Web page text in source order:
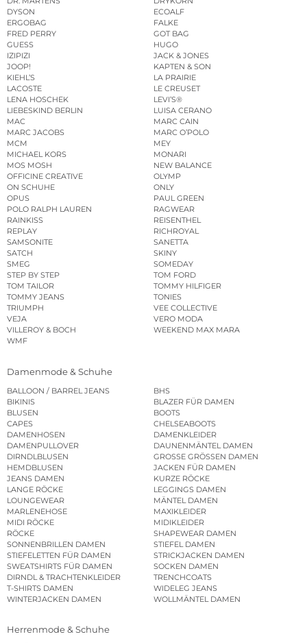
DYSON
ECOALF
ERGOBAG
FALKE
FRED PERRY
GOT BAG
GUESS
HUGO
IZIPIZI
JACK & JONES
JOOP!
KAPTEN & SON
KIEHL’S
LA PRAIRIE
LACOSTE
LE CREUSET
LENA HOSCHEK
LEVI’S®
LIEBESKIND BERLIN
LUISA CERANO
MAC
MARC CAIN
MARC JACOBS
MARC O’POLO
MCM
MEY
MICHAEL KORS
MONARI
MOS MOSH
NEW BALANCE
OFFICINE CREATIVE
OLYMP
ON SCHUHE
ONLY
OPUS
PAUL GREEN
POLO RALPH LAUREN
RAGWEAR
RAINKISS
REISENTHEL
REPLAY
RICHROYAL
SAMSONITE
SANETTA
SATCH
SKINY
SMEG
SOMEDAY
STEP BY STEP
TOM FORD
TOM TAILOR
TOMMY HILFIGER
TOMMY JEANS
TONIES
TRIUMPH
VEE COLLECTIVE
VEJA
VERO MODA
VILLEROY & BOCH
WEEKEND MAX MARA
WMF
Damenmode & Schuhe
BALLOON / BARREL JEANS
BHS
BIKINIS
BLAZER FÜR DAMEN
BLUSEN
BOOTS
CAPES
CHELSEABOOTS
DAMENHOSEN
DAMENKLEIDER
DAMENPULLOVER
DAUNENMÄNTEL DAMEN
DIRNDLBLUSEN
GROSSE GRÖSSEN DAMEN
HEMDBLUSEN
JACKEN FÜR DAMEN
JEANS DAMEN
KURZE RÖCKE
LANGE RÖCKE
LEGGINGS DAMEN
LOUNGEWEAR
MÄNTEL DAMEN
MARLENEHOSE
MAXIKLEIDER
MIDI RÖCKE
MIDIKLEIDER
RÖCKE
SHAPEWEAR DAMEN
SONNENBRILLEN DAMEN
STIEFEL DAMEN
STIEFELETTEN FÜR DAMEN
STRICKJACKEN DAMEN
SWEATSHIRTS FÜR DAMEN
SOCKEN DAMEN
DIRNDL & TRACHTENKLEIDER
TRENCHCOATS
T-SHIRTS DAMEN
WIDELEG JEANS
WINTERJACKEN DAMEN
WOLLMÄNTEL DAMEN
Herrenmode & Schuhe